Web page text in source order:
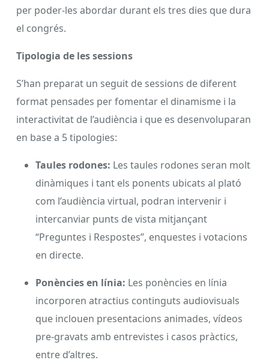
per poder-les abordar durant els tres dies que dura
el congrés.
Tipologia de les sessions
S’han preparat un seguit de sessions de diferent
format pensades per fomentar el dinamisme i la
interactivitat de l’audiència i que es desenvoluparan
en base a 5 tipologies:
Taules rodones: Les taules rodones seran molt
dinàmiques i tant els ponents ubicats al plató
com l’audiència virtual, podran intervenir i
intercanviar punts de vista mitjançant
“Preguntes i Respostes”, enquestes i votacions
en directe.
Ponències en línia: Les ponències en línia
incorporen atractius continguts audiovisuals
que inclouen presentacions animades, vídeos
pre-gravats amb entrevistes i casos pràctics,
entre d’altres.